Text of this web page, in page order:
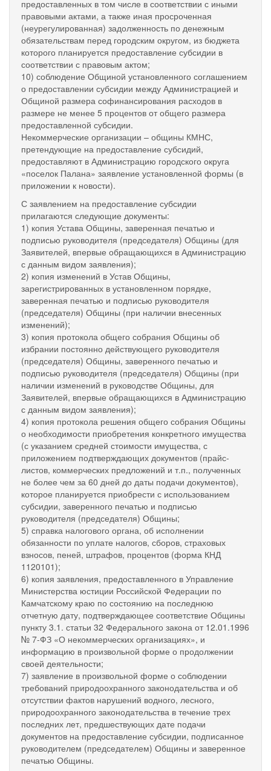
предоставленных в том числе в соответствии с иными
правовыми актами, а также иная просроченная
(неурегулированная) задолженность по денежным
обязательствам перед городским округом, из бюджета
которого планируется предоставление субсидии в
соответствии с правовым актом;
10) соблюдение Общиной установленного соглашением
о предоставлении субсидии между Администрацией и
Общиной размера софинансирования расходов в
размере не менее 5 процентов от общего размера
предоставленной субсидии.
Некоммерческие организации – общины КМНС,
претендующие на предоставление субсидий,
предоставляют в Администрацию городского округа
«поселок Палана» заявление установленной формы (в
приложении к новости).
С заявлением на предоставление субсидии
прилагаются следующие документы:
1) копия Устава Общины, заверенная печатью и
подписью руководителя (председателя) Общины (для
Заявителей, впервые обращающихся в Администрацию
с данным видом заявления);
2) копия изменений в Устав Общины,
зарегистрированных в установленном порядке,
заверенная печатью и подписью руководителя
(председателя) Общины (при наличии внесенных
изменений);
3) копия протокола общего собрания Общины об
избрании постоянно действующего руководителя
(председателя) Общины, заверенного печатью и
подписью руководителя (председателя) Общины (при
наличии изменений в руководстве Общины, для
Заявителей, впервые обращающихся в Администрацию
с данным видом заявления);
4) копия протокола решения общего собрания Общины
о необходимости приобретения конкретного имущества
(с указанием средней стоимости имущества, с
приложением подтверждающих документов (прайс-
листов, коммерческих предложений и т.п., полученных
не более чем за 60 дней до даты подачи документов),
которое планируется приобрести с использованием
субсидии, заверенного печатью и подписью
руководителя (председателя) Общины;
5) справка налогового органа, об исполнении
обязанности по уплате налогов, сборов, страховых
взносов, пеней, штрафов, процентов (форма КНД
1120101);
6) копия заявления, предоставленного в Управление
Министерства юстиции Российской Федерации по
Камчатскому краю по состоянию на последнюю
отчетную дату, подтверждающее соответствие Общины
пункту 3.1. статьи 32 Федерального закона от 12.01.1996
№ 7-ФЗ «О некоммерческих организациях», и
информацию в произвольной форме о продолжении
своей деятельности;
7) заявление в произвольной форме о соблюдении
требований природоохранного законодательства и об
отсутствии фактов нарушений водного, лесного,
природоохранного законодательства в течение трех
последних лет, предшествующих дате подачи
документов на предоставление субсидии, подписанное
руководителем (председателем) Общины и заверенное
печатью Общины.